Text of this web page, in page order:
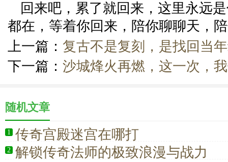
回来吧，累了就回来，这里永远
都在，等着你回来，陪你聊聊天，
上一篇： 复古不是复刻，是找回当
下一篇： 沙城烽火再燃，这一次，
随机文章
1 传奇宫殿迷宫在哪打
2 解锁传奇法师的极致浪漫与战力